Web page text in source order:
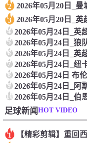
2 2026年05月20日_
3 2026年05月20日_
4 2026年05月24日_英
5 2026年05月24日_狼
6 2026年05月24日_英
7 2026年05月24日_纽
8 2026年05月24日 布
9 2026年05月24日_阿
102026年05月24日_伯
足球新闻HOT VIDEO
1